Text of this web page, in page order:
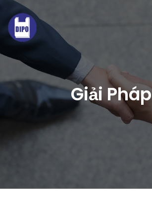
Giải Pháp